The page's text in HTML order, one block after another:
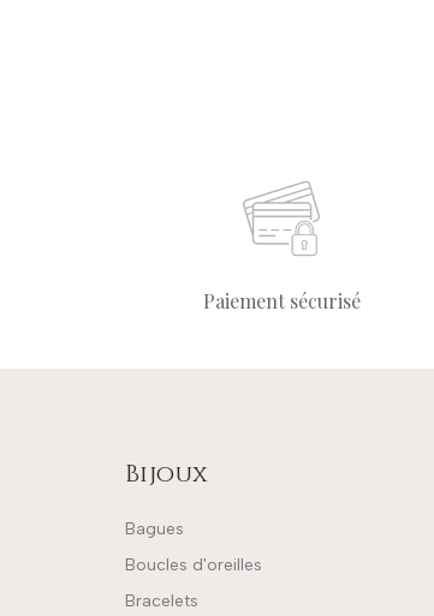
Paiement sécurisé
Bijoux
Bagues
Boucles d'oreilles
Bracelets